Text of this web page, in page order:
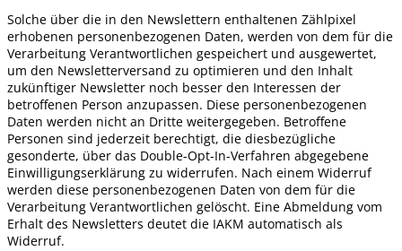
Solche über die in den Newslettern enthaltenen Zählpixel
erhobenen personenbezogenen Daten, werden von dem für die
Verarbeitung Verantwortlichen gespeichert und ausgewertet,
um den Newsletterversand zu optimieren und den Inhalt
zukünftiger Newsletter noch besser den Interessen der
betroffenen Person anzupassen. Diese personenbezogenen
Daten werden nicht an Dritte weitergegeben. Betroffene
Personen sind jederzeit berechtigt, die diesbezügliche
gesonderte, über das Double-Opt-In-Verfahren abgegebene
Einwilligungserklärung zu widerrufen. Nach einem Widerruf
werden diese personenbezogenen Daten von dem für die
Verarbeitung Verantwortlichen gelöscht. Eine Abmeldung vom
Erhalt des Newsletters deutet die IAKM automatisch als
Widerruf.